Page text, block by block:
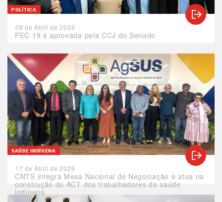
PEC 19 é aprovada pela CCJ do Senado
POLÍTICA
08 de Abril de 2026
CNTS integra Mesa Nacional de Negociação e atua na
construção do ACT dos trabalhadores da saúde
indígena
SAÚDE INDÍGENA
17 de Abril de 2026